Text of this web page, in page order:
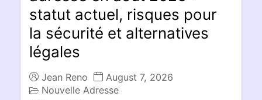
statut actuel, risques pour
la sécurité et alternatives
légales
Jean Reno
August 7, 2026
Nouvelle Adresse